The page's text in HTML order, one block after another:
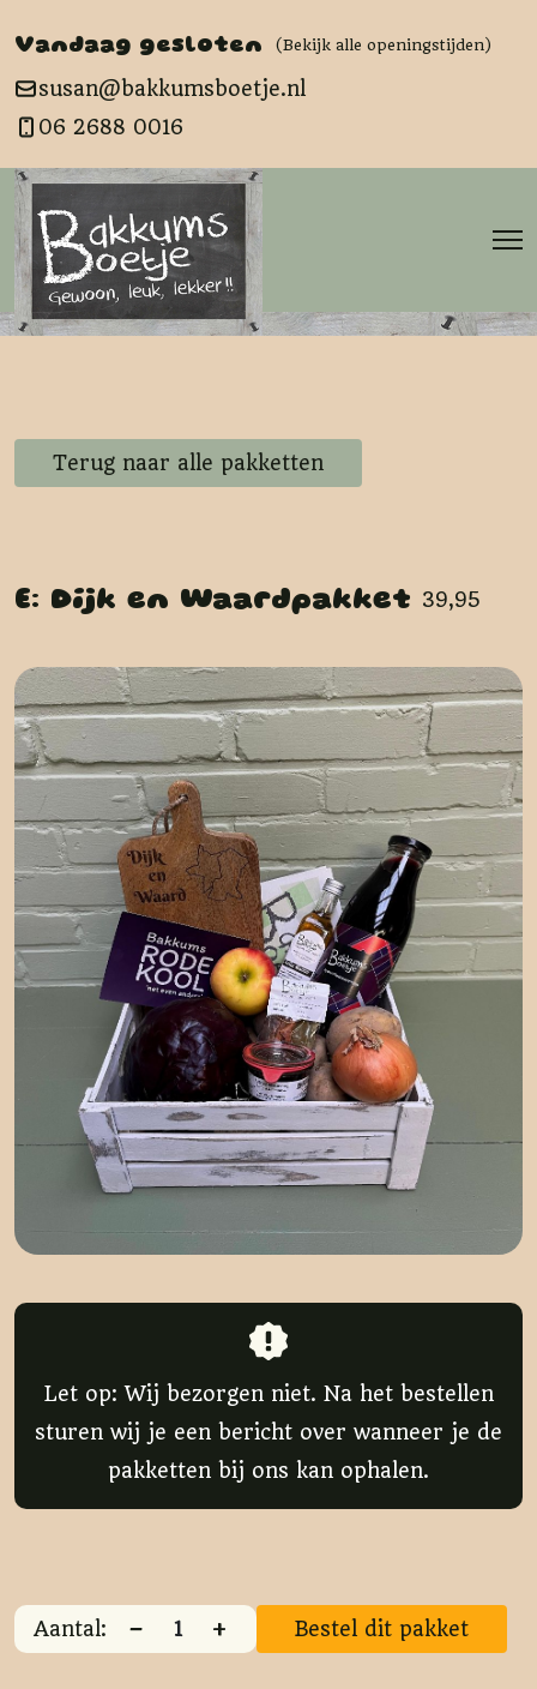
Vandaag gesloten (Bekijk alle openingstijden)
susan@bakkumsboetje.nl
06 2688 0016
Terug naar alle pakketten
E: Dijk en Waardpakket 39,95
Let op: Wij bezorgen niet. Na het bestellen
sturen wij je een bericht over wanneer je de
pakketten bij ons kan ophalen.
Aantal: − + Bestel dit pakket